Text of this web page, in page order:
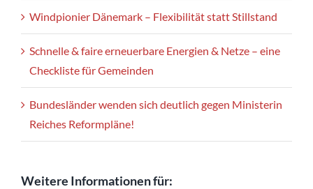
Windpionier Dänemark – Flexibilität statt Stillstand
Schnelle & faire erneuerbare Energien & Netze – eine
Checkliste für Gemeinden
Bundesländer wenden sich deutlich gegen Ministerin
Reiches Reformpläne!
Weitere Informationen für: